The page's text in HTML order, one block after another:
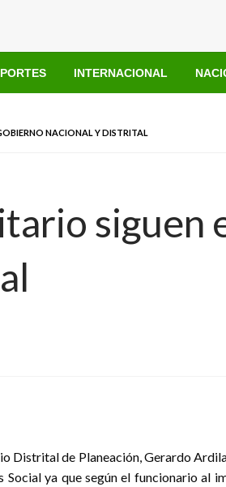
INTERNACIONAL
NACIONAL Y DISTRITAL
siguen
Distrital de Planeación, Gerardo
ya que según el funcionario al